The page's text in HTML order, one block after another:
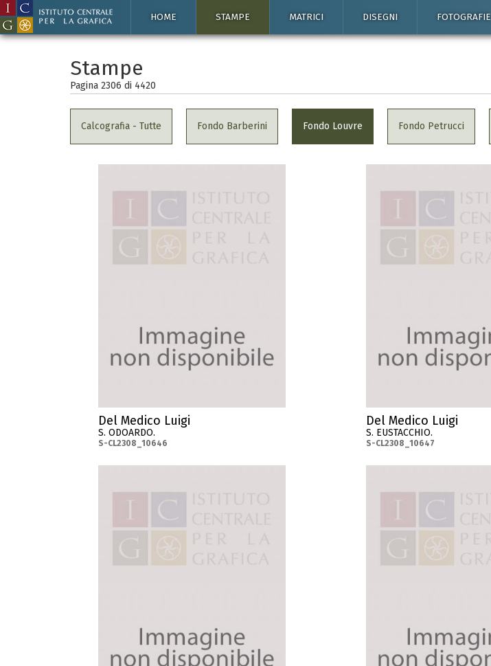
HOME STAMPE MATRICI DISEGNI FOTOGRAFIE
Stampe
Pagina 2306 di 4420
Calcografia - Tutte Fondo Barberini Fondo Louvre Fondo Petrucci
Del Medico Luigi
S. ODOARDO.
S-CL2308_10646
Del Medico Luigi
S. EUSTACCHIO.
S-CL2308_10647